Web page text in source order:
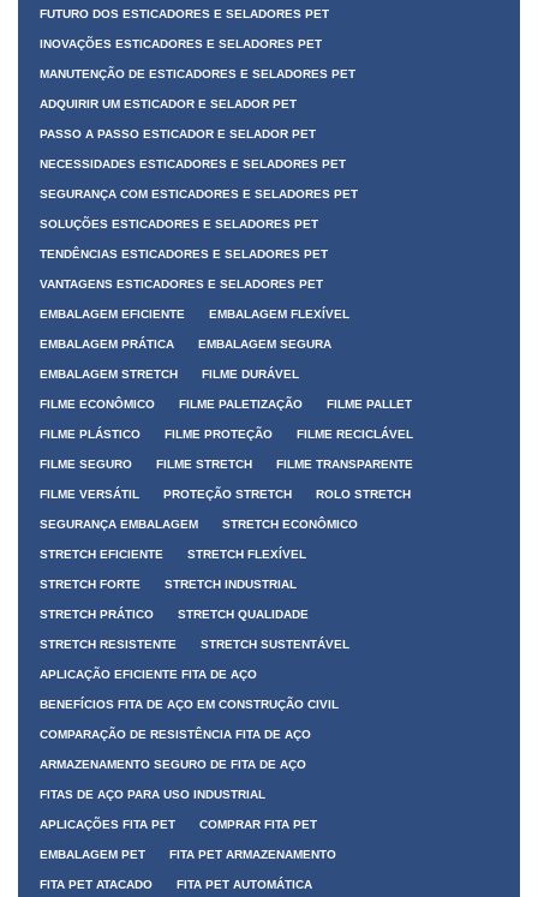
FUTURO DOS ESTICADORES E SELADORES PET
INOVAÇÕES ESTICADORES E SELADORES PET
MANUTENÇÃO DE ESTICADORES E SELADORES PET
ADQUIRIR UM ESTICADOR E SELADOR PET
PASSO A PASSO ESTICADOR E SELADOR PET
NECESSIDADES ESTICADORES E SELADORES PET
SEGURANÇA COM ESTICADORES E SELADORES PET
SOLUÇÕES ESTICADORES E SELADORES PET
TENDÊNCIAS ESTICADORES E SELADORES PET
VANTAGENS ESTICADORES E SELADORES PET
EMBALAGEM EFICIENTE EMBALAGEM FLEXÍVEL
EMBALAGEM PRÁTICA EMBALAGEM SEGURA
EMBALAGEM STRETCH FILME DURÁVEL
FILME ECONÔMICO FILME PALETIZAÇÃO FILME PALLET
FILME PLÁSTICO FILME PROTEÇÃO FILME RECICLÁVEL
FILME SEGURO FILME STRETCH FILME TRANSPARENTE
FILME VERSÁTIL PROTEÇÃO STRETCH ROLO STRETCH
SEGURANÇA EMBALAGEM STRETCH ECONÔMICO
STRETCH EFICIENTE STRETCH FLEXÍVEL
STRETCH FORTE STRETCH INDUSTRIAL
STRETCH PRÁTICO STRETCH QUALIDADE
STRETCH RESISTENTE STRETCH SUSTENTÁVEL
APLICAÇÃO EFICIENTE FITA DE AÇO
BENEFÍCIOS FITA DE AÇO EM CONSTRUÇÃO CIVIL
COMPARAÇÃO DE RESISTÊNCIA FITA DE AÇO
ARMAZENAMENTO SEGURO DE FITA DE AÇO
FITAS DE AÇO PARA USO INDUSTRIAL
APLICAÇÕES FITA PET COMPRAR FITA PET
EMBALAGEM PET FITA PET ARMAZENAMENTO
FITA PET ATACADO FITA PET AUTOMÁTICA